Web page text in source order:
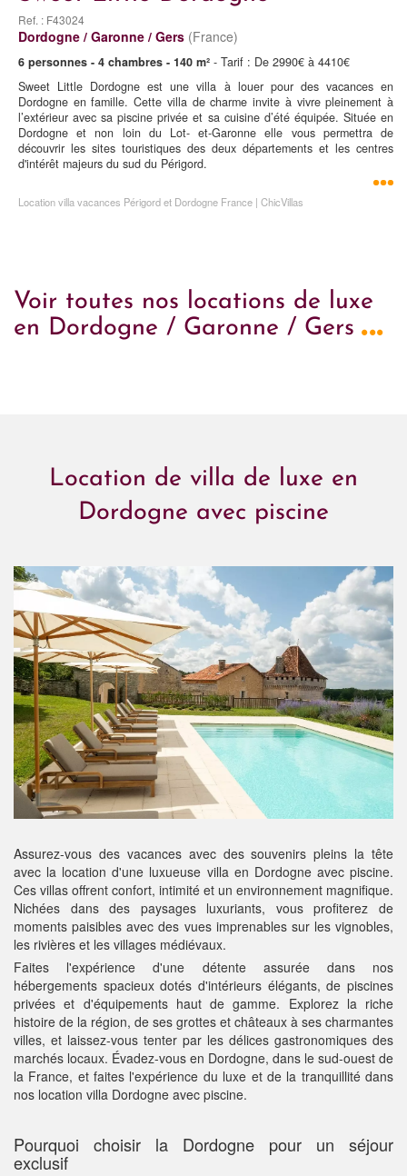
Ref. : F43024
Dordogne / Garonne / Gers (France)
6 personnes - 4 chambres - 140 m² - Tarif : De 2990€ à 4410€
Sweet Little Dordogne est une villa à louer pour des vacances en
Dordogne en famille. Cette villa de charme invite à vivre pleinement à
l’extérieur avec sa piscine privée et sa cuisine d’été équipée. Située en
Dordogne et non loin du Lot- et-Garonne elle vous permettra de
découvrir les sites touristiques des deux départements et les centres
d'intérêt majeurs du sud du Périgord.
Location villa vacances Périgord et Dordogne France | ChicVillas
Voir toutes nos locations de luxe
en Dordogne / Garonne / Gers...
Location de villa de luxe en
Dordogne avec piscine
Assurez-vous des vacances avec des souvenirs pleins la tête
avec la location d'une luxueuse villa en Dordogne avec piscine.
Ces villas offrent confort, intimité et un environnement magnifique.
Nichées dans des paysages luxuriants, vous profiterez de
moments paisibles avec des vues imprenables sur les vignobles,
les rivières et les villages médiévaux.
Faites l'expérience d'une détente assurée dans nos
hébergements spacieux dotés d'intérieurs élégants, de piscines
privées et d'équipements haut de gamme. Explorez la riche
histoire de la région, de ses grottes et châteaux à ses charmantes
villes, et laissez-vous tenter par les délices gastronomiques des
marchés locaux. Évadez-vous en Dordogne, dans le sud-ouest de
la France, et faites l'expérience du luxe et de la tranquillité dans
nos location villa Dordogne avec piscine.
Pourquoi choisir la Dordogne pour un séjour
exclusif